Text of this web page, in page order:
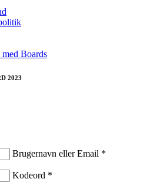
Boards
2023
Brugernavn eller Email *
Kodeord *